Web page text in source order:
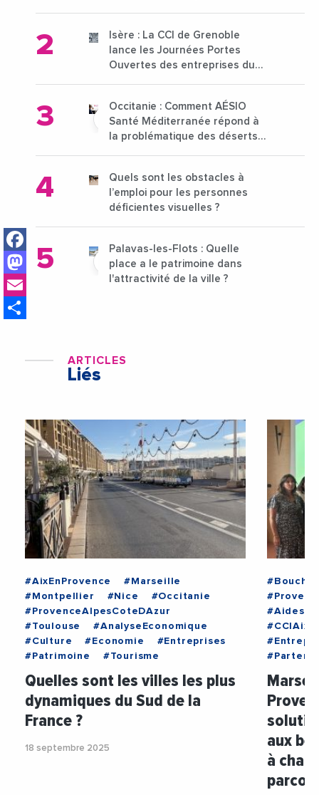
Facebook
Mastodon
Isère : La CCI de Grenoble
lance les Journées Portes
Ouvertes des entreprises du
Occitanie : Comment AÉSIO
Santé Méditerranée répond à
la problématique des déserts
Quels sont les obstacles à
l’emploi pour les personnes
déficientes visuelles ?
Palavas-les-Flots : Quelle
place a le patrimoine dans
l'attractivité de la ville ?
ARTICLES
Liés
#AixEnProvence
#Marseille
#Montpellier
#Nice
#Occitanie
#ProvenceAlpesCoteDAzur
#Toulouse
#AnalyseEconomique
#Culture
#Economie
#Entreprises
#Patrimoine
#Tourisme
Quelles sont les villes les plus
dynamiques du Sud de la
France ?
18 septembre 2025
aux
à